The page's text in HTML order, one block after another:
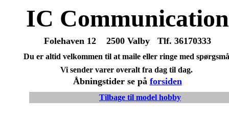
IC Communication
Folehaven 12 2500 Valby Tlf. 36170333
Du er altid velkommen til at maile eller ringe med
Vi sender varer overalt fra dag til dag.
Åbningstider se på forsiden
Tilbage til model hobby